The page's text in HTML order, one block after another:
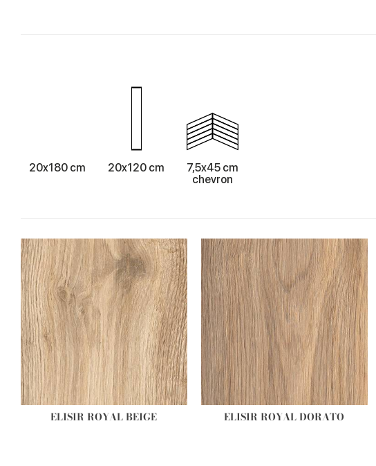
20x180 cm 20x120 cm
7,5x45 cm
chevron
ELISIR ROYAL BEIGE ELISIR ROYAL DORATO